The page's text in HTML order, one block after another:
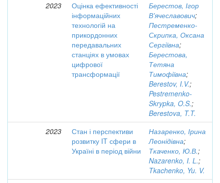
2023
Оцінка ефективності
інформаційних
технологій на
прикордонних
передавальних
станціях в умовах
цифрової
трансформації
Берестов, Ігор
В'ячеславович;
Пестременко-
Скрипка, Оксана
Сергіївна;
Берестова,
Тетяна
Тимофіївна;
Berestov, I.V.;
Pestremenko-
Skrypka, O.S.;
Berestova, T.T.
2023
Стан і перспективи
розвитку IT сфери в
Україні в період війни
Назаренко, Ірина
Леонідівна;
Ткаченко, Ю.В.;
Nazarenko, I. L.;
Tkachenko, Yu. V.